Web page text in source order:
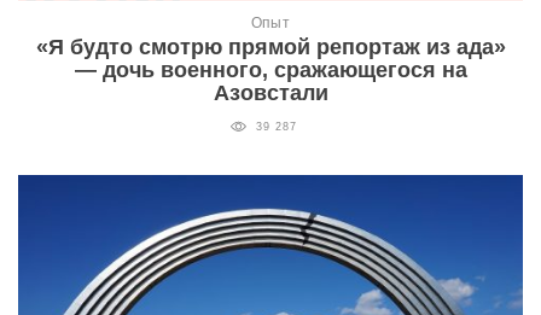
Опыт
«Я будто смотрю прямой репортаж из ада»
— дочь военного, сражающегося на
Азовстали
39 287